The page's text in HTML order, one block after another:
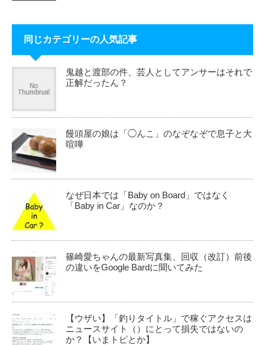
同じカテゴリーの人気記事
鬼越と渡部の件、芸人としてアンサーはそれで
正解だったん？
饅頭屋の娘は「◯んこ」のなぞなぞで息子と大
喧嘩
なぜ日本では「Baby on Board」ではなく
「Baby in Car」なのか？
篠崎愛ちゃんの最新写真集、回収（改訂）前後
の違いをGoogle Bardに聞いてみた
【ウザい】「釣りタイトル」で稼ぐアクセスは
ニュースサイト（）にとって損失ではないの
か？【いまトピとか】